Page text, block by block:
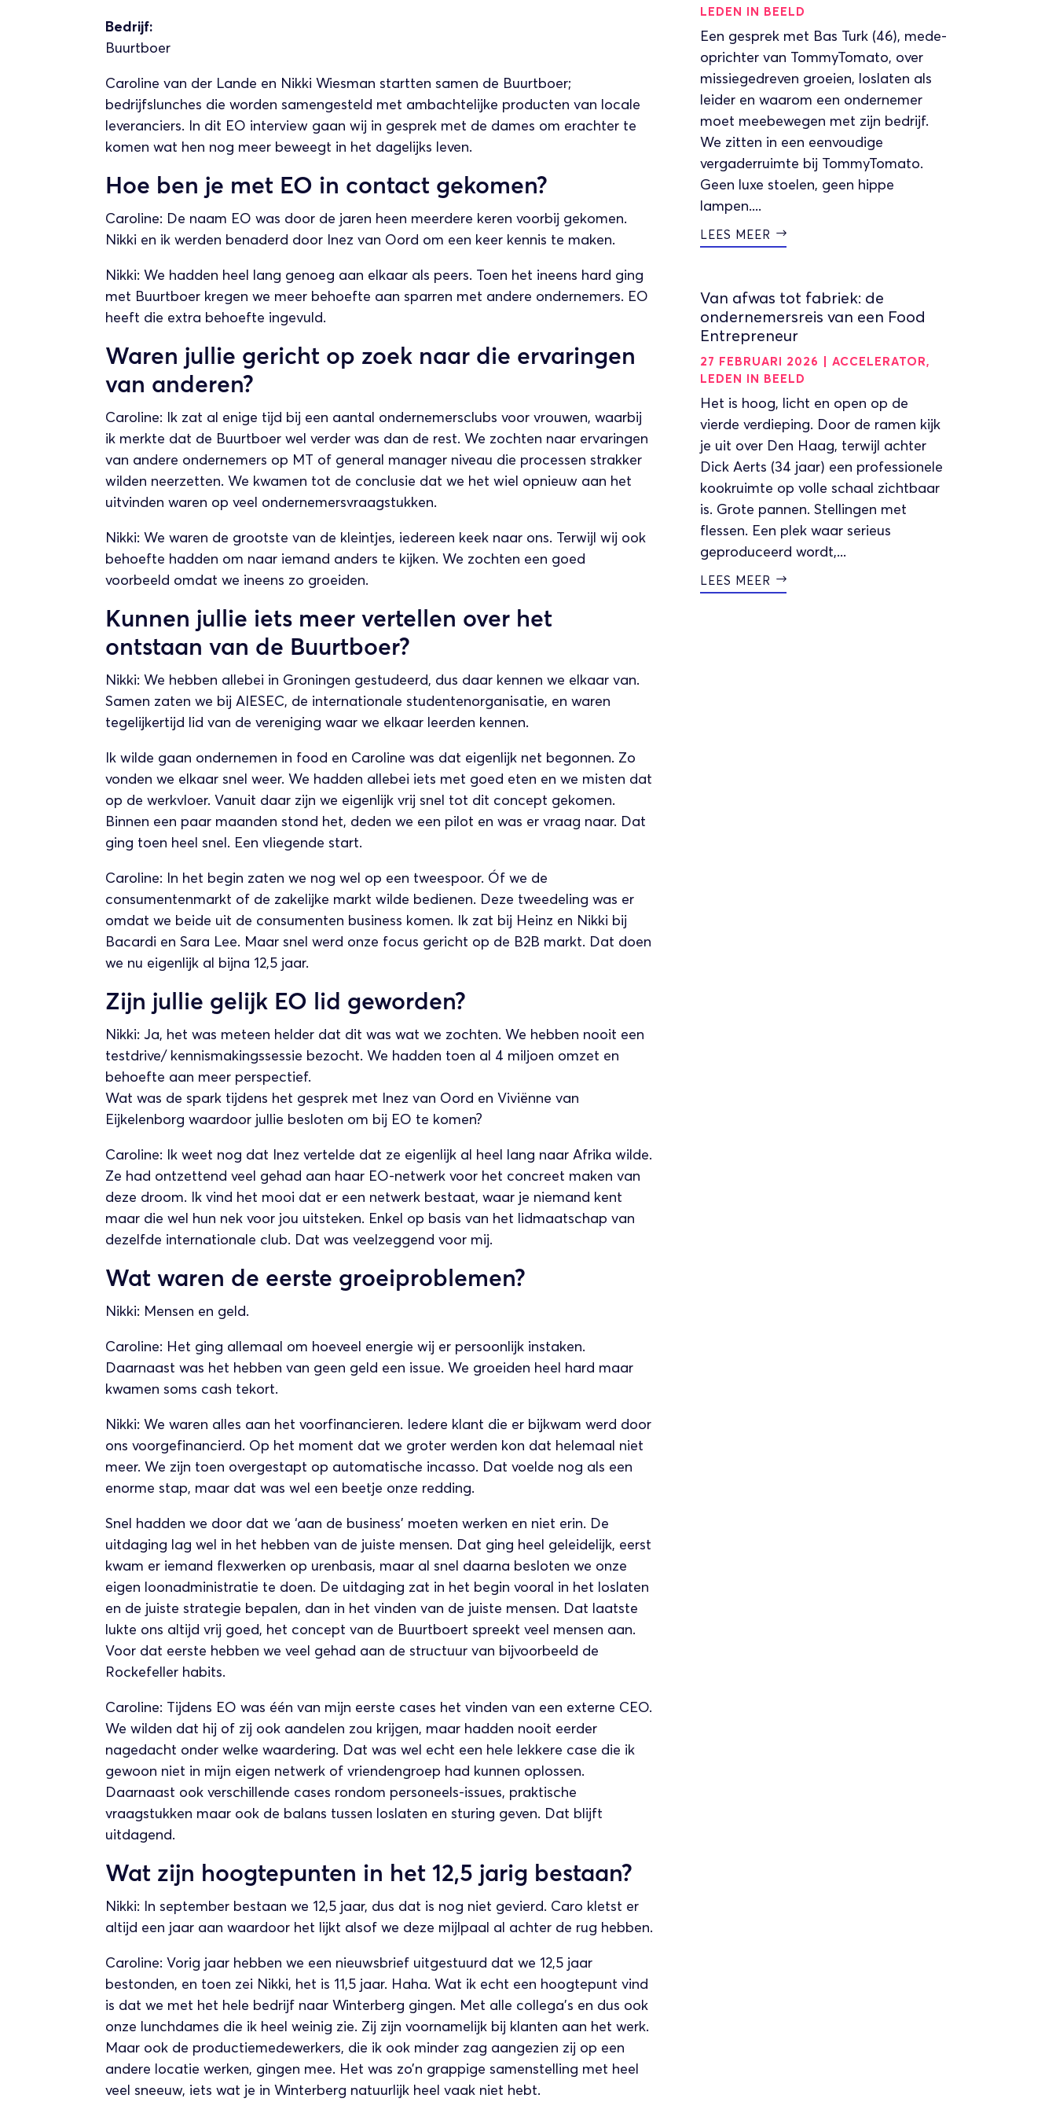
Bedrijf:
Buurtboer
Caroline van der Lande en Nikki Wiesman startten samen de Buurtboer;
bedrijfslunches die worden samengesteld met ambachtelijke producten van locale
leveranciers. In dit EO interview gaan wij in gesprek met de dames om erachter te
komen wat hen nog meer beweegt in het dagelijks leven.
Hoe ben je met EO in contact gekomen?
Caroline: De naam EO was door de jaren heen meerdere keren voorbij gekomen.
Nikki en ik werden benaderd door Inez van Oord om een keer kennis te maken.
Nikki: We hadden heel lang genoeg aan elkaar als peers. Toen het ineens hard ging
met Buurtboer kregen we meer behoefte aan sparren met andere ondernemers. EO
heeft die extra behoefte ingevuld.
Waren jullie gericht op zoek naar die ervaringen
van anderen?
Caroline: Ik zat al enige tijd bij een aantal ondernemersclubs voor vrouwen, waarbij
ik merkte dat de Buurtboer wel verder was dan de rest. We zochten naar ervaringen
van andere ondernemers op MT of general manager niveau die processen strakker
wilden neerzetten. We kwamen tot de conclusie dat we het wiel opnieuw aan het
uitvinden waren op veel ondernemersvraagstukken.
Nikki: We waren de grootste van de kleintjes, iedereen keek naar ons. Terwijl wij ook
behoefte hadden om naar iemand anders te kijken. We zochten een goed
voorbeeld omdat we ineens zo groeiden.
Kunnen jullie iets meer vertellen over het
ontstaan van de Buurtboer?
Nikki: We hebben allebei in Groningen gestudeerd, dus daar kennen we elkaar van.
Samen zaten we bij AIESEC, de internationale studentenorganisatie, en waren
tegelijkertijd lid van de vereniging waar we elkaar leerden kennen.
Ik wilde gaan ondernemen in food en Caroline was dat eigenlijk net begonnen. Zo
vonden we elkaar snel weer. We hadden allebei iets met goed eten en we misten dat
op de werkvloer. Vanuit daar zijn we eigenlijk vrij snel tot dit concept gekomen.
Binnen een paar maanden stond het, deden we een pilot en was er vraag naar. Dat
ging toen heel snel. Een vliegende start.
Caroline: In het begin zaten we nog wel op een tweespoor. Óf we de
consumentenmarkt of de zakelijke markt wilde bedienen. Deze tweedeling was er
omdat we beide uit de consumenten business komen. Ik zat bij Heinz en Nikki bij
Bacardi en Sara Lee. Maar snel werd onze focus gericht op de B2B markt. Dat doen
we nu eigenlijk al bijna 12,5 jaar.
Zijn jullie gelijk EO lid geworden?
Nikki: Ja, het was meteen helder dat dit was wat we zochten. We hebben nooit een
testdrive/ kennismakingssessie bezocht. We hadden toen al 4 miljoen omzet en
behoefte aan meer perspectief.
Wat was de spark tijdens het gesprek met Inez van Oord en Viviënne van
Eijkelenborg waardoor jullie besloten om bij EO te komen?
Caroline: Ik weet nog dat Inez vertelde dat ze eigenlijk al heel lang naar Afrika wilde.
Ze had ontzettend veel gehad aan haar EO-netwerk voor het concreet maken van
deze droom. Ik vind het mooi dat er een netwerk bestaat, waar je niemand kent
maar die wel hun nek voor jou uitsteken. Enkel op basis van het lidmaatschap van
dezelfde internationale club. Dat was veelzeggend voor mij.
Wat waren de eerste groeiproblemen?
Nikki: Mensen en geld.
Caroline: Het ging allemaal om hoeveel energie wij er persoonlijk instaken.
Daarnaast was het hebben van geen geld een issue. We groeiden heel hard maar
kwamen soms cash tekort.
Nikki: We waren alles aan het voorfinancieren. Iedere klant die er bijkwam werd door
ons voorgefinancierd. Op het moment dat we groter werden kon dat helemaal niet
meer. We zijn toen overgestapt op automatische incasso. Dat voelde nog als een
enorme stap, maar dat was wel een beetje onze redding.
Snel hadden we door dat we ‘aan de business’ moeten werken en niet erin. De
uitdaging lag wel in het hebben van de juiste mensen. Dat ging heel geleidelijk, eerst
kwam er iemand flexwerken op urenbasis, maar al snel daarna besloten we onze
eigen loonadministratie te doen. De uitdaging zat in het begin vooral in het loslaten
en de juiste strategie bepalen, dan in het vinden van de juiste mensen. Dat laatste
lukte ons altijd vrij goed, het concept van de Buurtboert spreekt veel mensen aan.
Voor dat eerste hebben we veel gehad aan de structuur van bijvoorbeeld de
Rockefeller habits.
Caroline: Tijdens EO was één van mijn eerste cases het vinden van een externe CEO.
We wilden dat hij of zij ook aandelen zou krijgen, maar hadden nooit eerder
nagedacht onder welke waardering. Dat was wel echt een hele lekkere case die ik
gewoon niet in mijn eigen netwerk of vriendengroep had kunnen oplossen.
Daarnaast ook verschillende cases rondom personeels-issues, praktische
vraagstukken maar ook de balans tussen loslaten en sturing geven. Dat blijft
uitdagend.
Wat zijn hoogtepunten in het 12,5 jarig bestaan?
Nikki: In september bestaan we 12,5 jaar, dus dat is nog niet gevierd. Caro kletst er
altijd een jaar aan waardoor het lijkt alsof we deze mijlpaal al achter de rug hebben.
Caroline: Vorig jaar hebben we een nieuwsbrief uitgestuurd dat we 12,5 jaar
bestonden, en toen zei Nikki, het is 11,5 jaar. Haha. Wat ik echt een hoogtepunt vind
is dat we met het hele bedrijf naar Winterberg gingen. Met alle collega’s en dus ook
onze lunchdames die ik heel weinig zie. Zij zijn voornamelijk bij klanten aan het werk.
Maar ook de productiemedewerkers, die ik ook minder zag aangezien zij op een
andere locatie werken, gingen mee. Het was zo’n grappige samenstelling met heel
veel sneeuw, iets wat je in Winterberg natuurlijk heel vaak niet hebt.
LEDEN IN BEELD
Een gesprek met Bas Turk (46), mede-
oprichter van TommyTomato, over
missiegedreven groeien, loslaten als
leider en waarom een ondernemer
moet meebewegen met zijn bedrijf.
We zitten in een eenvoudige
vergaderruimte bij TommyTomato.
Geen luxe stoelen, geen hippe
lampen....
LEES MEER
Van afwas tot fabriek: de
ondernemersreis van een Food
Entrepreneur
27 FEBRUARI 2026 | ACCELERATOR,
LEDEN IN BEELD
Het is hoog, licht en open op de
vierde verdieping. Door de ramen kijk
je uit over Den Haag, terwijl achter
Dick Aerts (34 jaar) een professionele
kookruimte op volle schaal zichtbaar
is. Grote pannen. Stellingen met
flessen. Een plek waar serieus
geproduceerd wordt,...
LEES MEER